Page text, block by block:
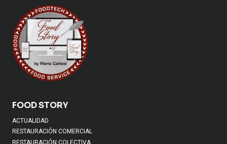
FOOD STORY
ACTUALIDAD
RESTAURACIÓN COMERCIAL